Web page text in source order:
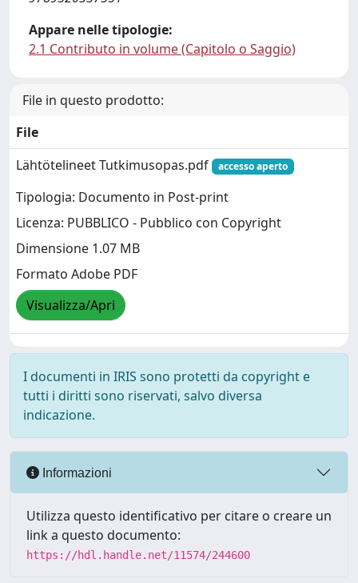
Appare nelle tipologie:
2.1 Contributo in volume (Capitolo o Saggio)
File in questo prodotto:
File
Lähtötelineet Tutkimusopas.pdf
accesso aperto
Tipologia: Documento in Post-print
Licenza: PUBBLICO - Pubblico con Copyright
Dimensione 1.07 MB
Formato Adobe PDF
Visualizza/Apri
I documenti in IRIS sono protetti da copyright e
tutti i diritti sono riservati, salvo diversa
indicazione.
Informazioni
Utilizza questo identificativo per citare o creare un
link a questo documento:
https://hdl.handle.net/11574/244600